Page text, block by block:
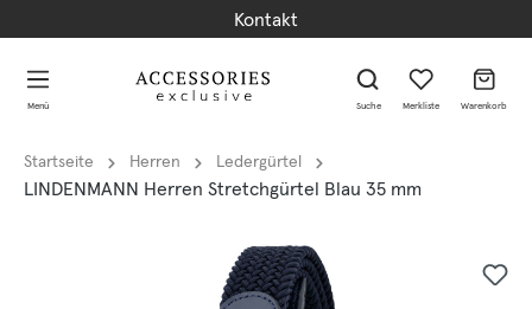
Kontakt
Menü Suche Merkliste Warenkorb
Startseite Herren Ledergürtel
LINDENMANN Herren Stretchgürtel Blau 35 mm